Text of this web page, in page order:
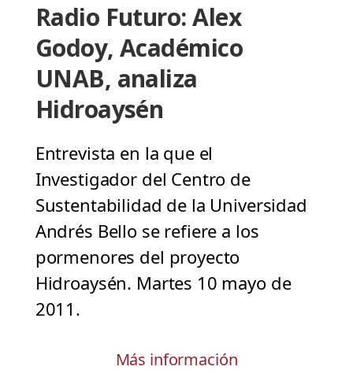
Radio Futuro: Alex
Godoy, Académico
UNAB, analiza
Hidroaysén
Entrevista en la que el
Investigador del Centro de
Sustentabilidad de la Universidad
Andrés Bello se refiere a los
pormenores del proyecto
Hidroaysén. Martes 10 mayo de
2011.
Más información